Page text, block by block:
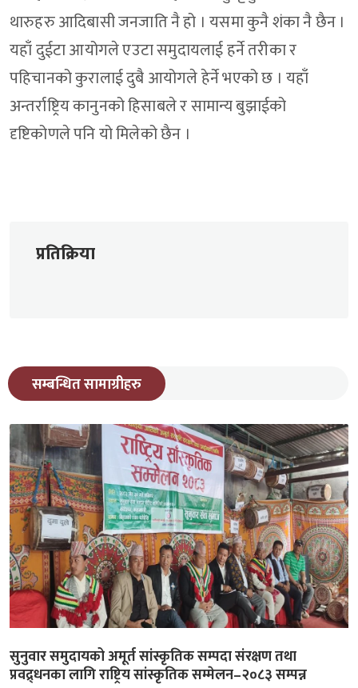
थारुहरु आदिबासी जनजाति नै हो । यसमा कुनै शंका नै छैन ।
यहाँ दुईटा आयोगले एउटा समुदायलाई हर्ने तरीका र
पहिचानको कुरालाई दुबै आयोगले हेर्ने भएको छ । यहाँ
अन्तर्राष्ट्रिय कानुनको हिसाबले र सामान्य बुझाईको
दृष्टिकोणले पनि यो मिलेको छैन ।
प्रतिक्रिया
सम्बन्धित सामाग्रीहरु
सुनुवार समुदायको अमूर्त सांस्कृतिक सम्पदा संरक्षण तथा
प्रवद्र्धनका लागि राष्ट्रिय सांस्कृतिक सम्मेलन–२०८३ सम्पन्न